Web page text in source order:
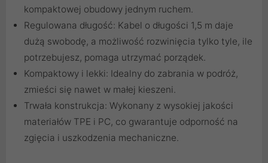
kompaktowej obudowy jednym ruchem.
Regulowana długość: Kabel o długości 1,5 m daje
dużą swobodę, a możliwość rozwinięcia tylko tyle, ile
potrzebujesz, pomaga utrzymać porządek.
Kompaktowy i lekki: Idealny do zabrania w podróż,
zmieści się nawet w małej kieszeni.
Trwała konstrukcja: Wykonany z wysokiej jakości
materiałów TPE i PC, co gwarantuje odporność na
zgięcia i uszkodzenia mechaniczne.